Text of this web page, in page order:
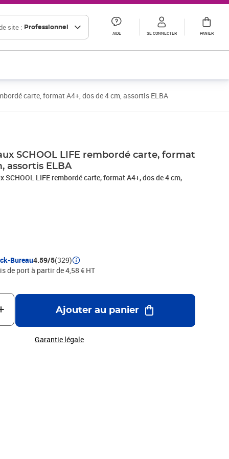
site : Professionnel
AIDE SE CONNECTER PANIER
carte, format A4+, dos de 4 cm, assortis ELBA
SCHOOL LIFE rembordé carte, format
assortis ELBA
SCHOOL LIFE rembordé carte, format A4+, dos de 4 cm,
Bureau4.59/5(329)
de port à partir de 4,58 € HT
Ajouter au panier
Garantie légale